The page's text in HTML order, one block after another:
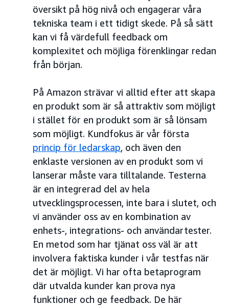
översikt på hög nivå och engagerar våra
tekniska team i ett tidigt skede. På så sätt
kan vi få värdefull feedback om
komplexitet och möjliga förenklingar redan
från början.
På Amazon strävar vi alltid efter att skapa
en produkt som är så attraktiv som möjligt
i stället för en produkt som är så lönsam
som möjligt. Kundfokus är vår första
princip för ledarskap, och även den
enklaste versionen av en produkt som vi
lanserar måste vara tilltalande. Testerna
är en integrerad del av hela
utvecklingsprocessen, inte bara i slutet, och
vi använder oss av en kombination av
enhets-, integrations- och användartester.
En metod som har tjänat oss väl är att
involvera faktiska kunder i vår testfas när
det är möjligt. Vi har ofta betaprogram
där utvalda kunder kan prova nya
funktioner och ge feedback. De här